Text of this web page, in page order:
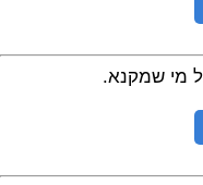
מי שמקנא.